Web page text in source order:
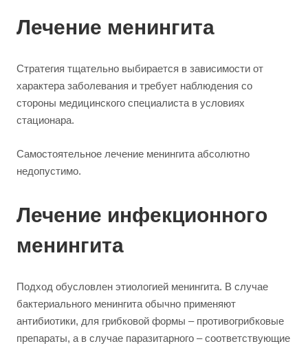
Лечение менингита
Стратегия тщательно выбирается в зависимости от
характера заболевания и требует наблюдения со
стороны медицинского специалиста в условиях
стационара.
Самостоятельное лечение менингита абсолютно
недопустимо.
Лечение инфекционного
менингита
Подход обусловлен этиологией менингита. В случае
бактериального менингита обычно применяют
антибиотики, для грибковой формы – противогрибковые
препараты, а в случае паразитарного – соответствующие